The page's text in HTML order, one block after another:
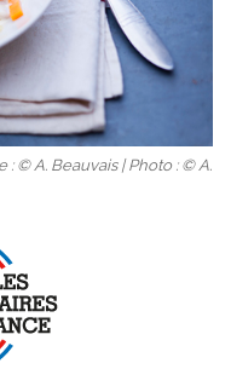
© A. Beauvais | Photo : © A.